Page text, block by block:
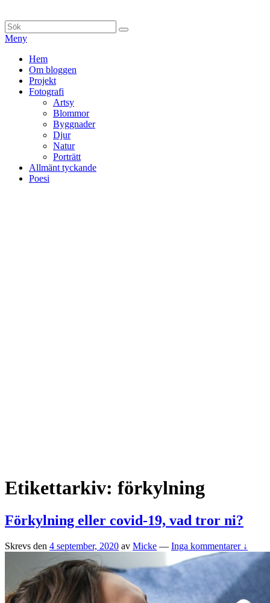
till
innehåll
Sök
efter:
Sök
Meny
Primär
meny
Hem
Om bloggen
Projekt
Fotografi
Artsy
Blommor
Byggnader
Djur
Natur
Porträtt
Allmänt tyckande
Poesi
Etikettarkiv: förkylning
Förkylning eller covid-19, vad tror ni?
Skrevs den 4 september, 2020 av Micke — Inga kommentarer ↓